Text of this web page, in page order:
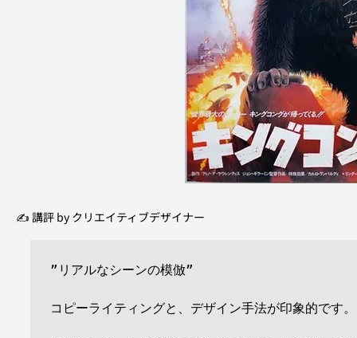
✍️ 講評 by クリエイティブデザイナー
”リアルなシーンの模倣”
コピーライティングと、デザイン手法が印象的です。